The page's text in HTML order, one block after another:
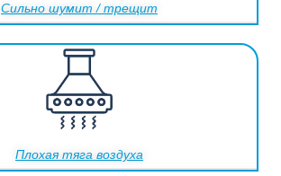
Сильно шумит / трещит
Плохая тяга воздуха